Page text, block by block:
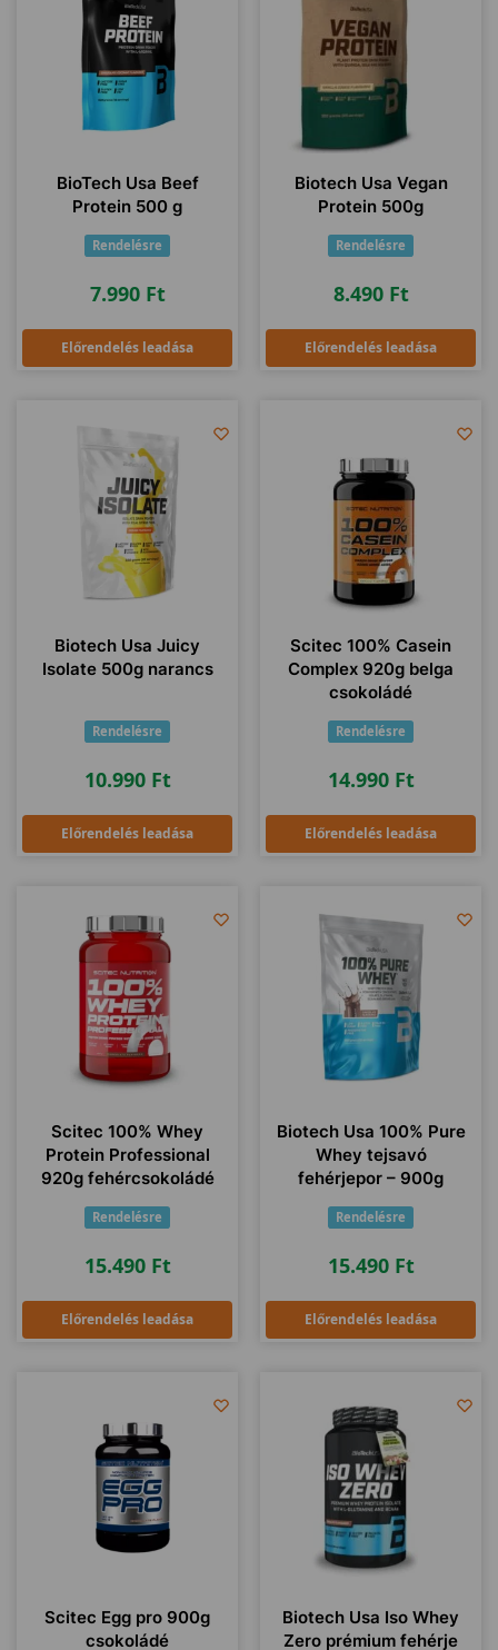
BioTech Usa Beef
Protein 500 g
Rendelésre
7.990 Ft
Előrendelés leadása
Biotech Usa Vegan
Protein 500g
Rendelésre
8.490 Ft
Előrendelés leadása
Biotech Usa Juicy
Isolate 500g narancs
Rendelésre
10.990 Ft
Előrendelés leadása
Scitec 100% Casein
Complex 920g belga
csokoládé
Rendelésre
14.990 Ft
Előrendelés leadása
Scitec 100% Whey
Protein Professional
920g fehércsokoládé
Rendelésre
15.490 Ft
Előrendelés leadása
Biotech Usa 100% Pure
Whey tejsavó
fehérjepor – 900g
Rendelésre
15.490 Ft
Előrendelés leadása
Scitec Egg pro 900g
csokoládé
Biotech Usa Iso Whey
Zero prémium fehérje